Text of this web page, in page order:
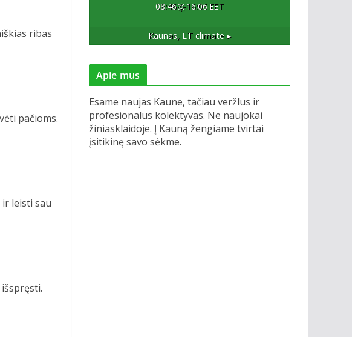
ribas
pačioms.
leisti sau
08:46 16:06 EET
Kaunas, LT climate ▸
Apie mus
Esame naujas Kaune, tačiau veržlus ir
profesionalus kolektyvas. Ne naujokai
žiniasklaidoje. Į Kauną žengiame tvirtai
įsitikinę savo sėkme.